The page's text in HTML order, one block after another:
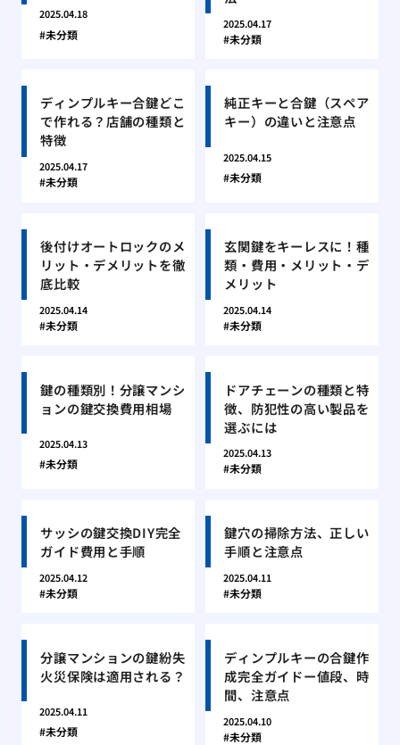
2025.04.18
未分類
2025.04.17
未分類
ディンプルキー合鍵どこ
で作れる？店舗の種類と
特徴
2025.04.17
未分類
純正キーと合鍵（スペア
キー）の違いと注意点
2025.04.15
未分類
後付けオートロックのメ
リット・デメリットを徹
底比較
2025.04.14
未分類
玄関鍵をキーレスに！種
類・費用・メリット・デ
メリット
2025.04.14
未分類
鍵の種類別！分譲マンシ
ョンの鍵交換費用相場
2025.04.13
未分類
ドアチェーンの種類と特
徴、防犯性の高い製品を
選ぶには
2025.04.13
未分類
サッシの鍵交換DIY完全
ガイド費用と手順
2025.04.12
未分類
鍵穴の掃除方法、正しい
手順と注意点
2025.04.11
未分類
分譲マンションの鍵紛失
火災保険は適用される？
2025.04.11
未分類
ディンプルキーの合鍵作
成完全ガイドー値段、時
間、注意点
2025.04.10
未分類